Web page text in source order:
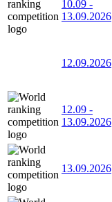
10.09 -
13.09.2026
12.09.2026
12.09 -
13.09.2026
13.09.2026